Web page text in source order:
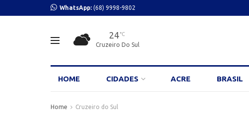
WhatsApp: (68) 9998-9802
24 °C
Cruzeiro Do Sul
HOME CIDADES ACRE BRASIL
Home Cruzeiro do Sul